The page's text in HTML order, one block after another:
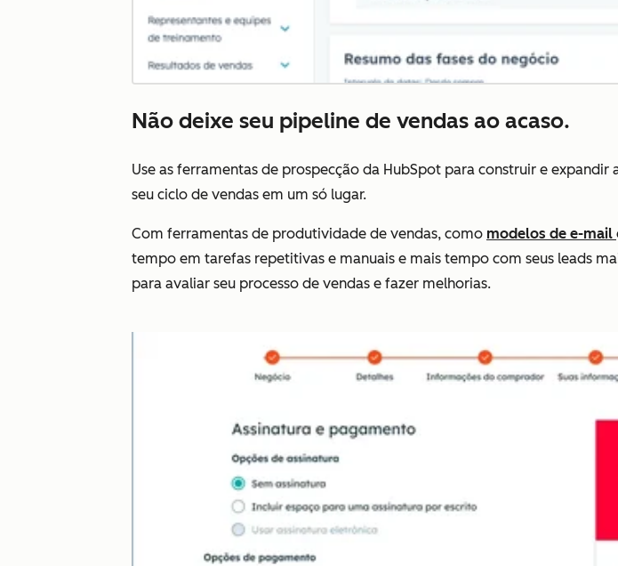
Não deixe seu pipeline de vendas ao acaso.
Use as ferramentas de prospecção da HubSpot para construir e expandir
seu ciclo de vendas em um só lugar.
Com ferramentas de produtividade de vendas, como modelos de e-mail
tempo em tarefas repetitivas e manuais e mais tempo com seus leads
para avaliar seu processo de vendas e fazer melhorias.